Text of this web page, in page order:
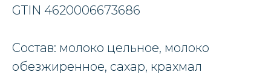
GTIN 4620006673686
Состав: молоко цельное, молоко
обезжиренное, сахар, крахмал